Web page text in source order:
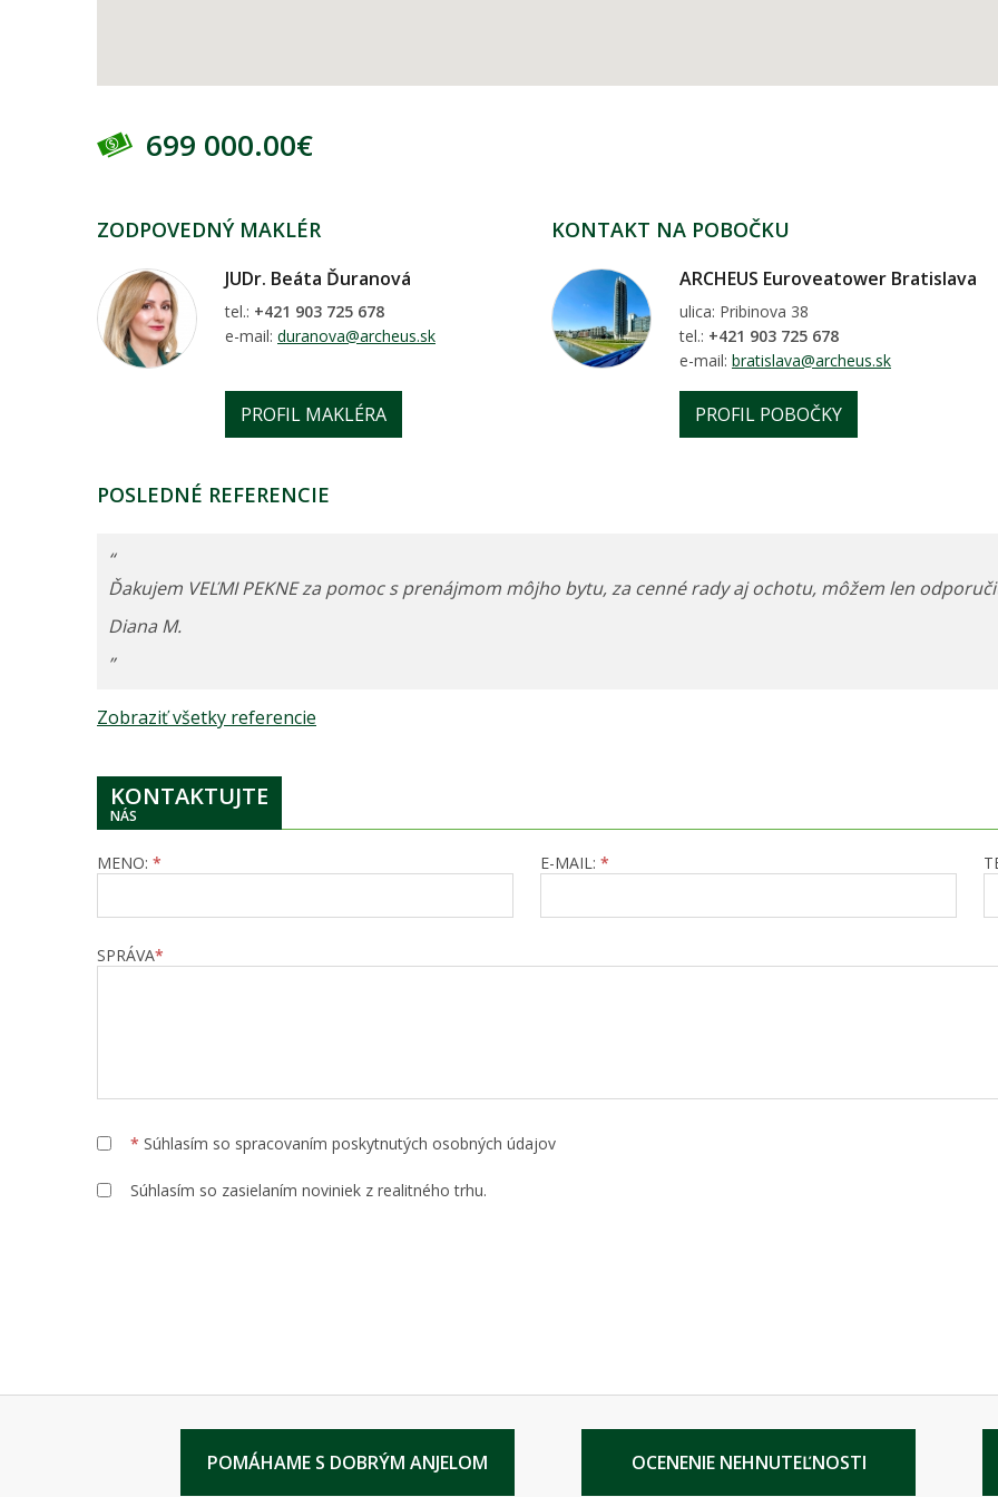
699 000.00€
ZODPOVEDNÝ MAKLÉR
JUDr. Beáta Ďuranová
tel.: +421 903 725 678
e-mail: duranova@archeus.sk
PROFIL MAKLÉRA
KONTAKT NA POBOČKU
ARCHEUS Euroveatower Bratislava
ulica: Pribinova 38
tel.: +421 903 725 678
e-mail: bratislava@archeus.sk
PROFIL POBOČKY
POSLEDNÉ REFERENCIE
“
Ďakujem VEĽMI PEKNE za pomoc s prenájmom môjho bytu, za cenné rady aj ochotu, môžem len
Diana M.
”
Zobraziť všetky referencie
KONTAKTUJTE
NÁS
MENO: * E-MAIL: *
SPRÁVA*
* Súhlasím so spracovaním poskytnutých osobných údajov
Súhlasím so zasielaním noviniek z realitného trhu.
POMÁHAME S DOBRÝM ANJELOM OCENENIE NEHNUTEĽNOSTI